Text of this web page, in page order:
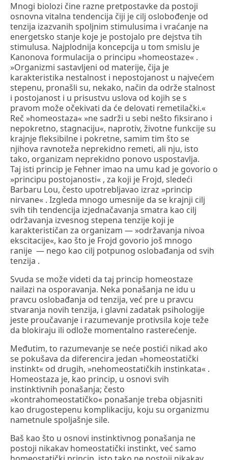
Mnogi biolozi čine razne pretpostavke da postoji
osnovna vitalna tendencija čiji je cilj oslobođenje od
tenzija izazvanih spoljnim stimulusima i vraćanje na
energetsko stanje koje je postojalo pre dejstva tih
stimulusa. Najplodnija koncepcija u tom smislu je
Kanonova formulacija o principu »homeostaze« .
»Organizmi sastavljeni od materije, čija je
karakteristika nestalnost i nepostojanost u najvećem
stepenu, pronašli su, nekako, način da održe stalnost
i postojanost i u prisustvu uslova od kojih se s
pravom može očekivati da će delovati remetilački.«
Reč »homeostaza« »ne sadrži u sebi nešto fiksirano i
nepokretno, stagnaciju«, naprotiv, životne funkcije su
krajnje fleksibilne i pokretne, samim tim što se
njihova ravnoteža neprekidno remeti, ali nju, isto
tako, organizam neprekidno ponovo uspostavlja.
Taj isti princip je Fehner imao na umu kad je govorio o
»principu postojanosti« , za koji je Frojd, sledeći
Barbaru Lou, često upotrebljavao izraz »princip
nirvane« . Izgleda mnogo umesnije da se krajnji cilj
svih tih tendencija izjednačavanja smatra kao cilj
održavanja izvesnog stepena tenzije koji je
karakterističan za organizam — »održavanja nivoa
ekscitacije«, kao što je Frojd govorio još mnogo
ranije — nego kao cilj potpunog oslobađanja od svih
tenzija .
Svuda se može videti da taj princip homeostaze
nailazi na osporavanja. Neka ponašanja ne idu u
pravcu oslobađanja od tenzija, već pre u pravcu
stvaranja novih tenzija, i glavni zadatak psihologije
jeste proučavanje i razumevanje protivsila koje teže
da blokiraju ili odlože momentalno rasterećenje.
Međutim, to razumevanje se neće postići nikad ako
se pokušava da diferencira jedan »homeostatički
instinkt« od drugih, »nehomeostatičkih instinkata« .
Homeostaza je, kao princip, u osnovi svih
instinktivnih ponašanja; često
»kontrahomeostatičko« ponašanje treba objasniti
kao drugostepenu komplikaciju, koju su organizmu
nametnule spoljašnje sile.
Baš kao što u osnovi instinktivnog ponašanja ne
postoji nikakav homeostatički instinkt, već samo